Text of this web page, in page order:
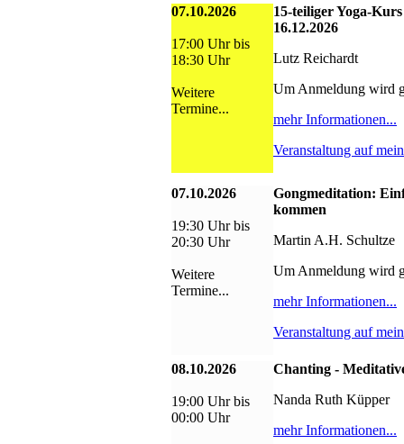
07.10.2026
17:00 Uhr bis
18:30 Uhr
Weitere
Termine...
15-teiliger Yoga-
16.12.2026
Lutz Reichardt
Um Anmeldung wird
mehr Informationen...
Veranstaltung auf
07.10.2026
19:30 Uhr bis
20:30 Uhr
Weitere
Termine...
Gongmeditation:
kommen
Martin A.H. Schultze
Um Anmeldung wird
mehr Informationen...
Veranstaltung auf
08.10.2026
19:00 Uhr bis
00:00 Uhr
Chanting -
Nanda Ruth Küpper
mehr Informationen...